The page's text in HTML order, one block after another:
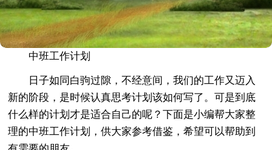
中班工作计划
日子如同白驹过隙，不经意间，我们的工作又迈入
新的阶段，是时候认真思考计划该如何写了。可是到底
什么样的计划才是适合自己的呢？下面是小编帮大家整
理的中班工作计划，供大家参考借鉴，希望可以帮助到